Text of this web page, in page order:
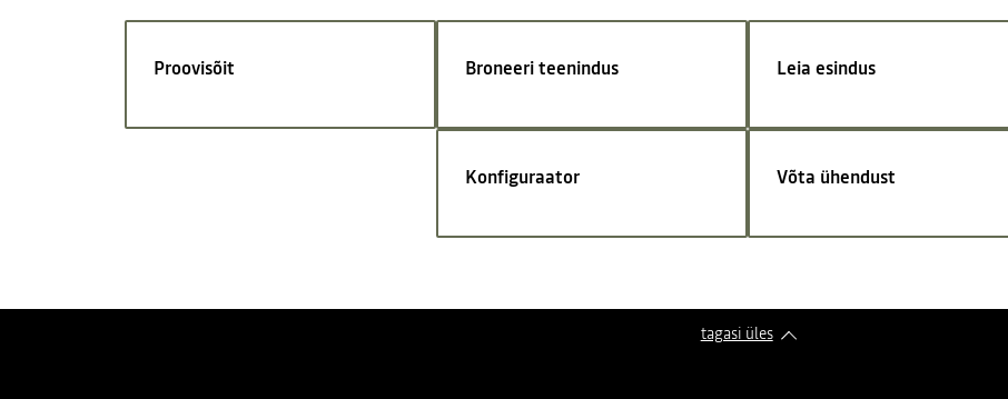
Proovisõit Broneeri teenindus Leia esindus
Konfiguraator Võta ühendust
tagasi üles